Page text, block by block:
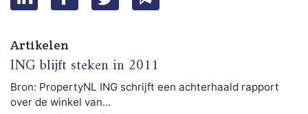
Artikelen
ING blijft steken in 2011
Bron: PropertyNL ING schrijft een achterhaald rapport
over de winkel van…